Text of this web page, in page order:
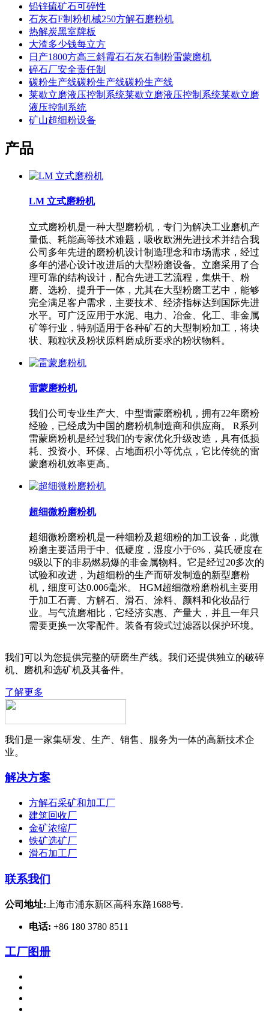
铅锌硫矿石可碎性
石灰石F制粉机械250方解石磨粉机
热解炭黑室牌板
大渣多少钱每立方
日产1800方高三斜霞石石灰石制粉雷蒙磨机
碎石厂安全责任制
碳粉生产线碳粉生产线碳粉生产线
莱歇立磨液压控制系统莱歇立磨液压控制系统莱歇立磨
液压控制系统
矿山超细粉设备
产品
LM 立式磨粉机
立式磨粉机是一种大型磨粉机，专门为解决工业磨机产
量低、耗能高等技术难题，吸收欧洲先进技术并结合我
公司多年先进的磨粉机设计制造理念和市场需求，经过
多年的潜心设计改进后的大型粉磨设备。立磨采用了合
理可靠的结构设计，配合先进工艺流程，集烘干、粉
磨、选粉、提升于一体，尤其在大型粉磨工艺中，能够
完全满足客户需求，主要技术、经济指标达到国际先进
水平。可广泛应用于水泥、电力、冶金、化工、非金属
矿等行业，特别适用于各种矿石的大型制粉加工，将块
状、颗粒状及粉状原料磨成所要求的粉状物料。
雷蒙磨粉机
我们公司专业生产大、中型雷蒙磨粉机，拥有22年磨粉
经验，已经成为中国的磨粉机制造商和供应商。 R系列
雷蒙磨粉机是经过我们的专家优化升级改造，具有低损
耗、投资小、环保、占地面积小等优点，它比传统的雷
蒙磨粉机效率更高。
超细微粉磨粉机
超细微粉磨粉机是一种细粉及超细粉的加工设备，此微
粉磨主要适用于中、低硬度，湿度小于6%，莫氏硬度在
9级以下的非易燃易爆的非金属物料。它是经过20多次的
试验和改进，为超细粉的生产而研发制造的新型磨粉
机，细度可达0.006毫米。 HGM超细微粉磨粉机主要用
于加工石膏、方解石、滑石、涂料、颜料和化妆品行
业。与气流磨相比，它经济实惠、产量大，并且一年只
需要更换一次零配件。装备有袋式过滤器以保护环境。
我们可以为您提供完整的研磨生产线。我们还提供独立的破碎
机、磨机和选矿机及其备件。
了解更多
我们是一家集研发、生产、销售、服务为一体的高新技术企
业。
解决方案
方解石采矿和加工厂
建筑回收厂
金矿浓缩厂
铁矿选矿厂
滑石加工厂
联系我们
公司地址: 上海市浦东新区高科东路1688号.
电话: +86 180 3780 8511
工厂图册